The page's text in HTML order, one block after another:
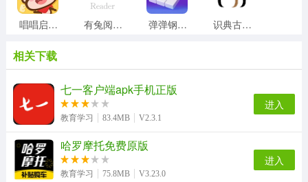
唱唱启蒙英语官方正版 有兔阅读官方版 弹弹钢琴直装版 识典古籍最新版
扯淡联盟通用版 简至人人通安卓官方版
top论坛最新免费版
相关下载
七一客户端apk手机正版
教育学习 83.4MB V2.3.1
进入
哈罗摩托免费原版
教育学习 75.8MB V3.23.0
进入